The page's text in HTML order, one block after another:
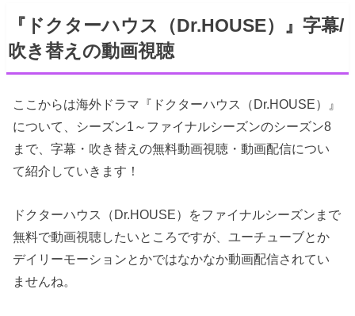
『ドクターハウス（Dr.HOUSE）』字幕/
吹き替えの動画視聴
ここからは海外ドラマ『ドクターハウス（Dr.HOUSE）』
について、シーズン1～ファイナルシーズンのシーズン8
まで、字幕・吹き替えの無料動画視聴・動画配信につい
て紹介していきます！
ドクターハウス（Dr.HOUSE）をファイナルシーズンまで
無料で動画視聴したいところですが、ユーチューブとか
デイリーモーションとかではなかなか動画配信されてい
ませんね。